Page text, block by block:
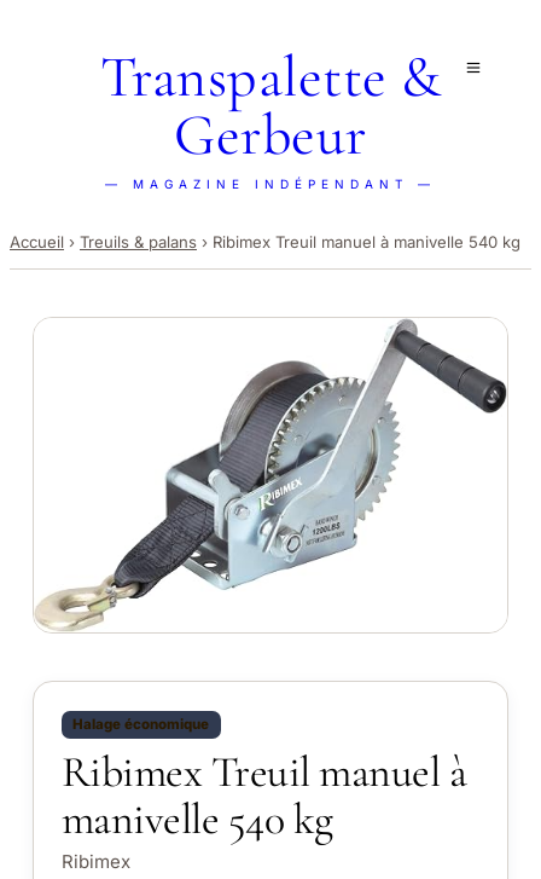
Transpalette &
Gerbeur
— MAGAZINE INDÉPENDANT —
Accueil › Treuils & palans › Ribimex Treuil manuel à manivelle 540 kg
Halage économique
Ribimex Treuil manuel à
manivelle 540 kg
Ribimex